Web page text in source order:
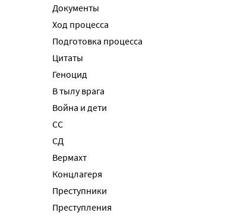
Документы
Ход процесса
Подготовка процесса
Цитаты
Геноцид
В тылу врага
Война и дети
СС
СД
Вермахт
Концлагеря
Преступники
Преступления